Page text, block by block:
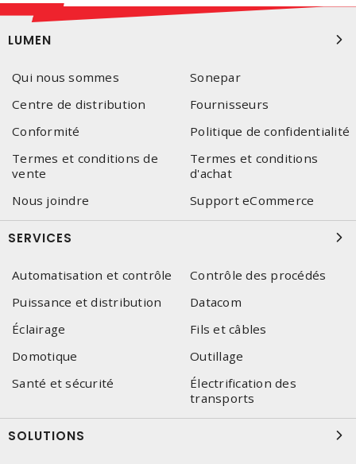
LUMEN
Qui nous sommes
Sonepar
Centre de distribution
Fournisseurs
Conformité
Politique de confidentialité
Termes et conditions de
vente
Termes et conditions
d'achat
Nous joindre
Support eCommerce
SERVICES
Automatisation et contrôle
Contrôle des procédés
Puissance et distribution
Datacom
Éclairage
Fils et câbles
Domotique
Outillage
Santé et sécurité
Électrification des
transports
SOLUTIONS